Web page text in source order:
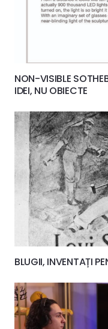
NON-VISIBLE
IDEI, NU OBIECTE
BLUGII, INVENTAȚI